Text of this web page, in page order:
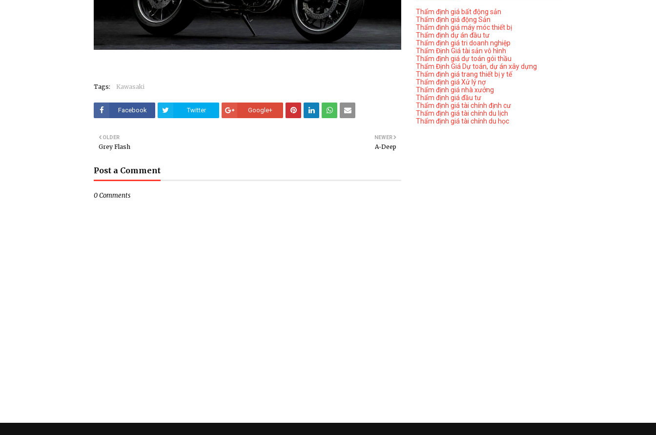
Tags: Kawasaki
Facebook Twitter Google+
NEWER
A-Deep
OLDER
Grey Flash
Post a Comment
0 Comments
Thẩm định giá bất động sản
Thẩm định giá động Sản
Thẩm định giá máy móc thiết bị
Thẩm định dự án đầu tư
Thẩm định giá tri doanh nghiệp
Thẩm Định Giá tài sản vô hình
Thẩm định giá dự toán gói thầu
Thẩm Định Giá Dự toán, dự án xây dựng
Thẩm định giá trang thiết bị y tế
Thẩm định giá Xử lý nợ
Thẩm định giá nhà xưởng
Thẩm định giá đầu tư
Thẩm định giá tài chính định cư
Thẩm định giá tài chính du lịch
Thẩm định giá tài chính du học